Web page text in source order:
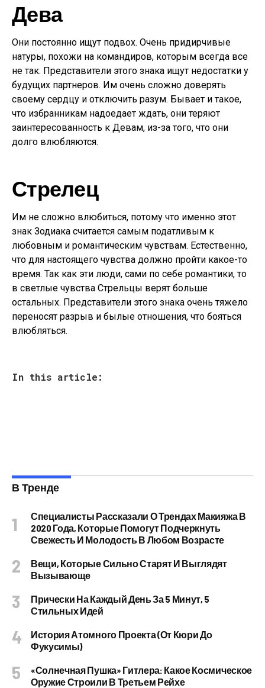
Дева
Они постоянно ищут подвох. Очень придирчивые
натуры, похожи на командиров, которым всегда все
не так. Представители этого знака ищут недостатки у
будущих партнеров. Им очень сложно доверять
своему сердцу и отключить разум. Бывает и такое,
что избранникам надоедает ждать, они теряют
заинтересованность к Девам, из-за того, что они
долго влюбляются.
Стрелец
Им не сложно влюбиться, потому что именно этот
знак Зодиака считается самым податливым к
любовным и романтическим чувствам. Естественно,
что для настоящего чувства должно пройти какое-то
время. Так как эти люди, сами по себе романтики, то
в светлые чувства Стрельцы верят больше
остальных. Представители этого знака очень тяжело
переносят разрыв и былые отношения, что бояться
влюбляться.
In this article:
В Тренде
Специалисты Рассказали О Трендах Макияжа В
2020 Года, Которые Помогут Подчеркнуть
Свежесть И Молодость В Любом Возрасте
Вещи, Которые Сильно Старят И Выглядят
Вызывающе
Прически На Каждый День За 5 Минут, 5
Стильных Идей
История Атомного Проекта (от Кюри До
Фукусимы)
«Солнечная Пушка» Гитлера: Какое Космическое
Оружие Строили В Третьем Рейхе